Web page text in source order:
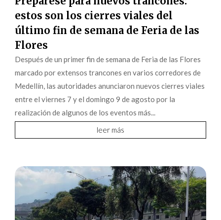
estos son los cierres viales del
último fin de semana de Feria de las
Flores
Después de un primer fin de semana de Feria de las Flores
marcado por extensos trancones en varios corredores de
Medellín, las autoridades anunciaron nuevos cierres viales
entre el viernes 7 y el domingo 9 de agosto por la
realización de algunos de los eventos más...
leer más